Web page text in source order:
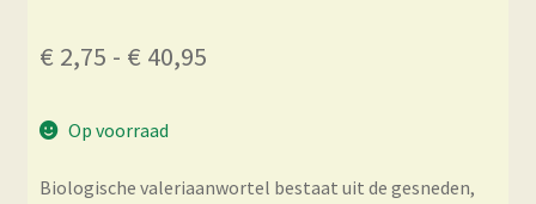
€ 2,75 - € 40,95Prijsklasse:
€ 40,95
Op voorraad
Biologische valeriaanwortel bestaat uit de gesneden,